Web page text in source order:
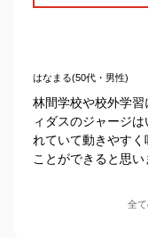
はなまる(50代・男性)
林間学校や校外学
ィダスのジャージ
れていて動きやす
ことができると思い
全